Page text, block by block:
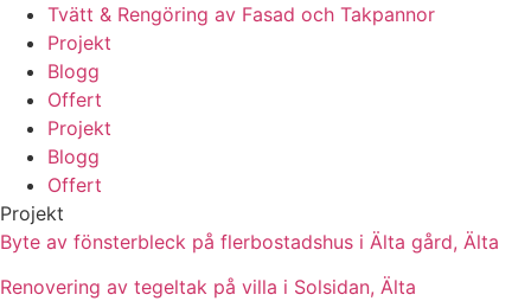
Tvätt & Rengöring av Fasad och Takpannor
Projekt
Blogg
Offert
Projekt
Blogg
Offert
Projekt
Byte av fönsterbleck på flerbostadshus i Älta gård, Älta
Renovering av tegeltak på villa i Solsidan, Älta